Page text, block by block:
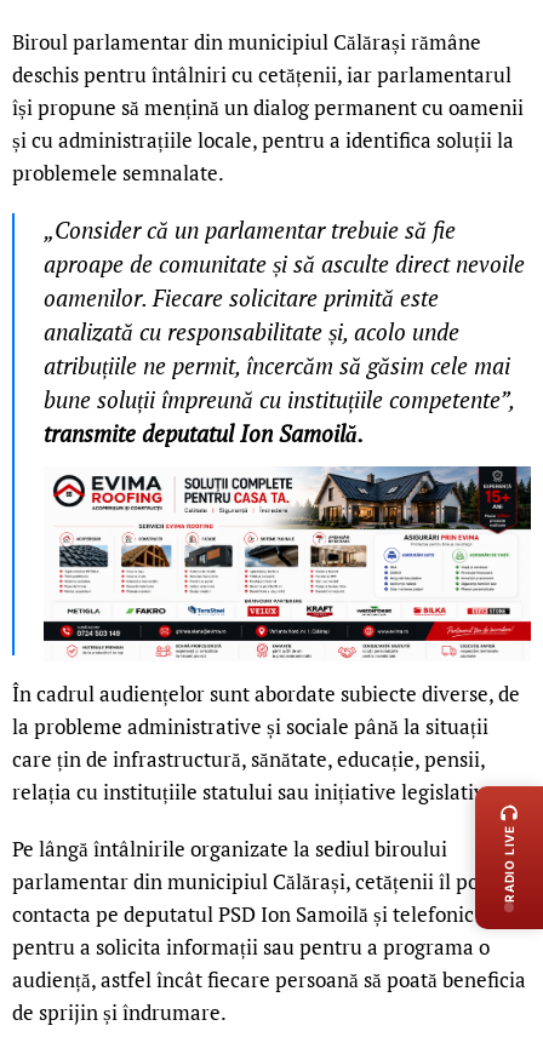
Biroul parlamentar din municipiul Călărași rămâne
deschis pentru întâlniri cu cetățenii, iar parlamentarul
își propune să mențină un dialog permanent cu oamenii
și cu administrațiile locale, pentru a identifica soluții la
problemele semnalate.
„Consider că un parlamentar trebuie să fie
aproape de comunitate și să asculte direct nevoile
oamenilor. Fiecare solicitare primită este
analizată cu responsabilitate și, acolo unde
atribuțiile ne permit, încercăm să găsim cele mai
bune soluții împreună cu instituțiile competente”,
transmite deputatul Ion Samoilă.
În cadrul audiențelor sunt abordate subiecte diverse, de
la probleme administrative și sociale până la situații
care țin de infrastructură, sănătate, educație, pensii,
relația cu instituțiile statului sau inițiative legislative.
Pe lângă întâlnirile organizate la sediul biroului
parlamentar din municipiul Călărași, cetățenii îl pot
contacta pe deputatul PSD Ion Samoilă și telefonic
pentru a solicita informații sau pentru a programa o
audiență, astfel încât fiecare persoană să poată beneficia
de sprijin și îndrumare.
RADIO LIVE